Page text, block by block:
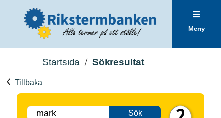
Meny
Startsida Sökresultat
Tillbaka
Sök